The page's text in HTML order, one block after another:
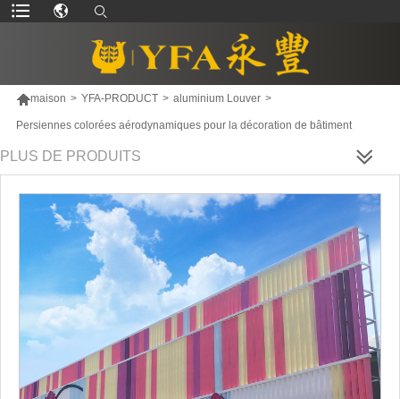
maison > YFA-PRODUCT > aluminium Louver >
Persiennes colorées aérodynamiques pour la décoration de bâtiment
PLUS DE PRODUITS